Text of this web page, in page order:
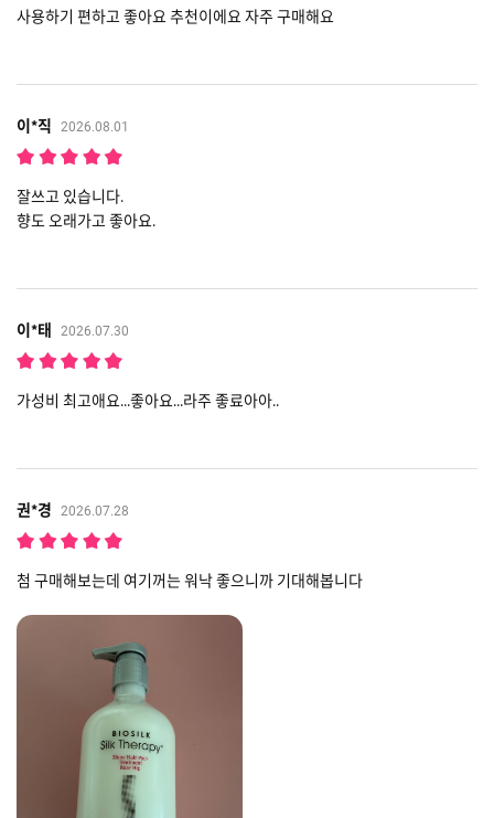
사용하기 편하고 좋아요 추천이에요 자주 구매해요
이*직 2026.08.01
잘쓰고 있습니다.
향도 오래가고 좋아요.
이*태 2026.07.30
가성비 최고애요...좋아요...라주 좋료아아..
권*경 2026.07.28
첨 구매해보는데 여기꺼는 워낙 좋으니까 기대해봅니다